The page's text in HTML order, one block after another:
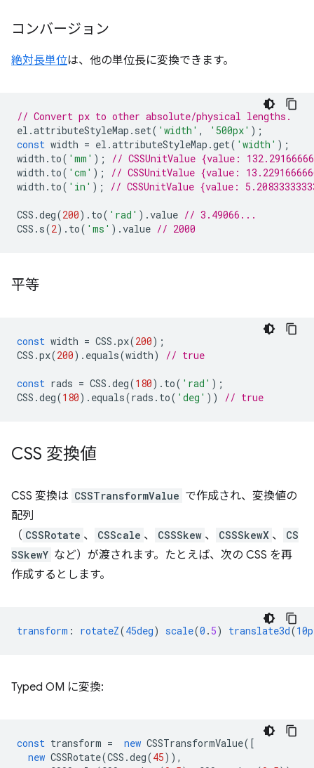
コンバージョン
絶対長単位は、他の単位長に変換できます。
// Convert px to other absolute/physical lengths.
el .attributeStyleMap . set( 'width' , '500px' );
const width = el .attributeStyleMap .get( 'width' );
width . to( 'mm' );
// CSSUnitValue {value:
width . to( 'cm' );
// CSSUnitValue {value:
width . to( 'in' ); // CSSUnitValue {value:
CSS .deg(200). to( 'rad' ).value // 3.49066...
CSS . s(2). to( 'ms' ).value // 2000
平等
const width = CSS .px(200);
CSS .px(200). equals(width) // true
const rads = CSS .deg(180). to( 'rad' );
CSS .deg(180). equals(rads . to( 'deg' )) // true
CSS 変換値
CSS 変換は CSSTransformValue で作成され、変換値の
配列
（ CSSRotate 、 CSScale 、 CSSSkew 、 CSSSkewX 、
CS
SSkewY など）が渡されます。たとえば、次の CSS を再
作成するとします。
transform : rotateZ(45deg) scale(0 . 5) translate3d(
Typed OM に変換:
const transform = new CSSTransformValue([
new CSSRotate(CSS .deg(45)),